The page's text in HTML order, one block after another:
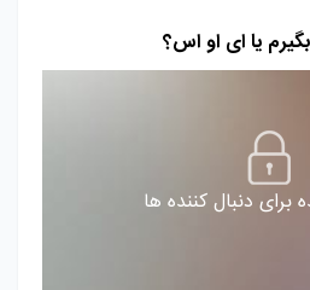
یا ای او اس؟
برای دنبال کننده ها